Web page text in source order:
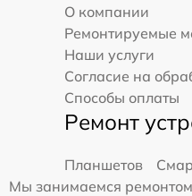
О компании
Ремонтируемые
Наши услуги
Согласие на
Способы оплаты
Ремонт
Планшетов
Мы занимаемся